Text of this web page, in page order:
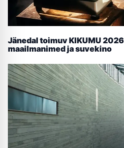
Jänedal toimuv KIKUMU
maailmanimed ja suvekino